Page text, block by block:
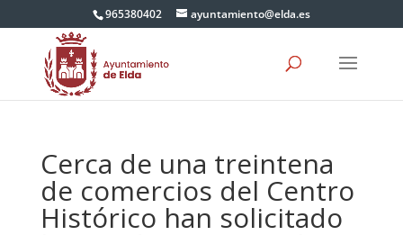
965380402 ayuntamiento@elda.es
Cerca de una treintena
de comercios del Centro
Histórico han solicitado